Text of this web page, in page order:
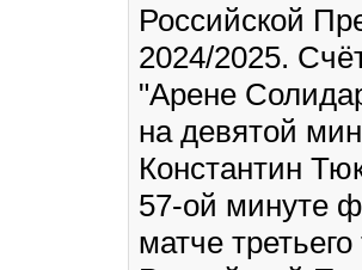
Российской
2024/2025.
"Арене
на девятой
Константин
57-ой минуте
матче